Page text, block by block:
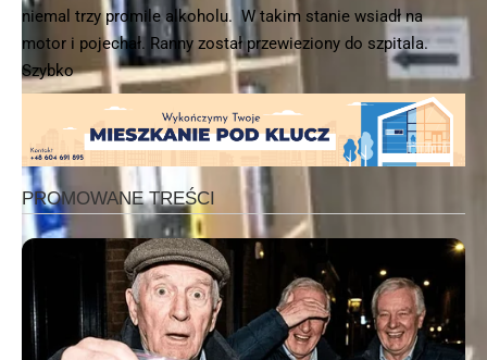
niemal trzy promile alkoholu. W takim stanie wsiadł na
motor i pojechał. Ranny został przewieziony do szpitala.
Szybko